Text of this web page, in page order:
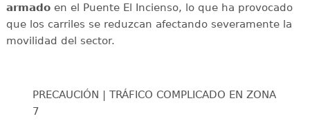
armadoen el Puente El Incienso, lo que ha provocado
que los carriles se reduzcan afectando severamente la
movilidad del sector.
PRECAUCIÓN | TRÁFICO COMPLICADO EN ZONA
7